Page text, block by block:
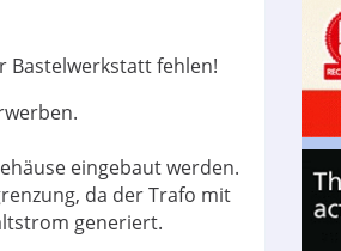
Bastelwerkstatt fehlen!
eingebaut werden.
da der Trafo mit
generiert.